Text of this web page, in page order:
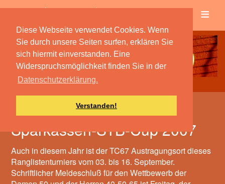
Diese Webseite verwendet Cookies. Wenn
Sie durch unsere Seiten surfen, erklären Sie
sich hiermit einverstanden. Eine
Widerspruchsmöglichkeit finden Sie in der
Datenschutzerklärung.
Verstanden!
≡
8. Quierschieder Open
Sparkassen-STB-Cup 2007
Auch in diesem Jahr ist der TC67 Austragungsort dieses
Ranglistenturniers vom 03. bis 16. September.
Schriftlicher Meldeschluß für den Wettbewerb der